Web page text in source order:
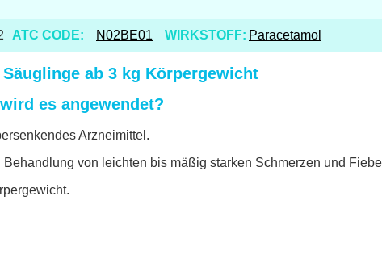
ATC CODE: N02BE01 WIRKSTOFF: Paracetamol
ab 3 kg Körpergewicht
es angewendet?
Arzneimittel.
von leichten bis mäßig starken Schmerzen und